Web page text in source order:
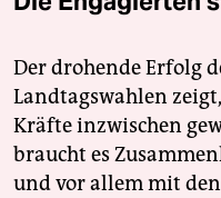
Der drohende Erfolg
Landtagswahlen
Kräfte inzwischen
braucht es
und vor allem mit